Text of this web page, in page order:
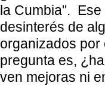
la Cumbia". Ese
desinterés de
organizados por
pregunta es,
ven mejoras ni